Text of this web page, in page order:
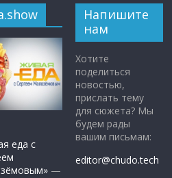
еда с
—
Напишите
нам
Хотите
поделиться
новостью,
прислать тему
для сюжета? Мы
будем рады
вашим письмам:
editor@chudo.tech